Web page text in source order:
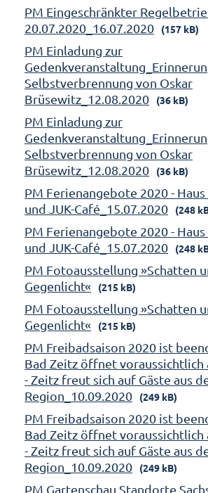
PM Eingeschränkter
20.07.2020_16.07.2020
(157 kB)
PM Einladung zur
Selbstverbrennung von Oskar
Brüsewitz_12.08.2020
(36 kB)
PM Einladung zur
Selbstverbrennung von Oskar
Brüsewitz_12.08.2020
(36 kB)
PM Ferienangebote 2020 -
und JUK-Café_15.07.2020
(248
PM Ferienangebote 2020 -
und JUK-Café_15.07.2020
(248
PM Fotoausstellung »Schatten
Gegenlicht«
(215 kB)
PM Fotoausstellung »Schatten
Gegenlicht«
(215 kB)
PM Freibadsaison 2020 ist
Bad Zeitz öffnet voraussichtlich
- Zeitz freut sich auf Gäste aus
Region_10.09.2020
(249 kB)
PM Freibadsaison 2020 ist
Bad Zeitz öffnet voraussichtlich
- Zeitz freut sich auf Gäste aus
Region_10.09.2020
(249 kB)
PM Gartenschau Standorte